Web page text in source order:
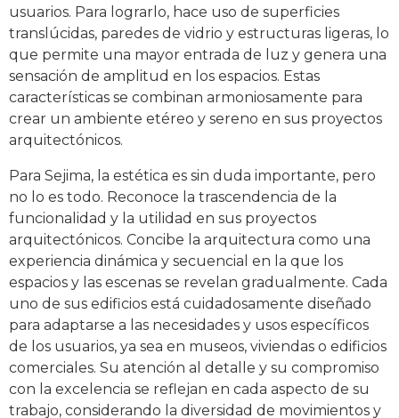
usuarios. Para lograrlo, hace uso de superficies
translúcidas, paredes de vidrio y estructuras ligeras, lo
que permite una mayor entrada de luz y genera una
sensación de amplitud en los espacios. Estas
características se combinan armoniosamente para
crear un ambiente etéreo y sereno en sus proyectos
arquitectónicos.
Para Sejima, la estética es sin duda importante, pero
no lo es todo. Reconoce la trascendencia de la
funcionalidad y la utilidad en sus proyectos
arquitectónicos. Concibe la arquitectura como una
experiencia dinámica y secuencial en la que los
espacios y las escenas se revelan gradualmente. Cada
uno de sus edificios está cuidadosamente diseñado
para adaptarse a las necesidades y usos específicos
de los usuarios, ya sea en museos, viviendas o edificios
comerciales. Su atención al detalle y su compromiso
con la excelencia se reflejan en cada aspecto de su
trabajo, considerando la diversidad de movimientos y